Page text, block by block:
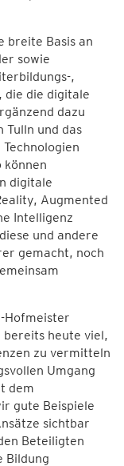
breite Basis an
sowie
,
die die digitale
dazu
Tulln und das
können
digitale
Augmented
Intelligenz
und andere
gemacht, noch
Hofmeister
bereits heute viel,
zu vermitteln
Umgang
dem
gute Beispiele
sichtbar
Beteiligten
Bildung